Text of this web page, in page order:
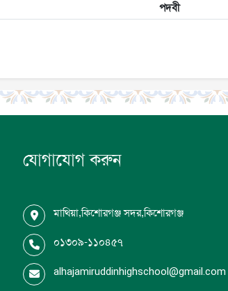
পদবী
যোগাযোগ করুন
মাথিয়া,কিশোরগঞ্জ সদর,কিশোরগঞ্জ
০১৩০৯-১১০৪৫৭
alhajamiruddinhighschool@gmail.com